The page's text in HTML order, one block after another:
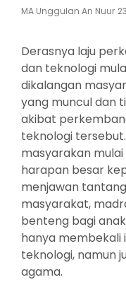
MA Unggulan An Nuur
Derasnya laju
dan teknologi
dikalangan
yang muncul dan
akibat
teknologi
masyarakan
harapan besar
menjawan
masyarakat,
benteng bagi
hanya membekali
teknologi, namun
agama.